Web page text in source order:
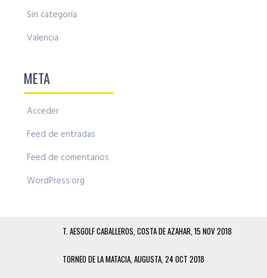
Sin categoría
Valencia
META
Acceder
Feed de entradas
Feed de comentarios
WordPress.org
T. AESGOLF CABALLEROS, COSTA DE AZAHAR, 15 NOV 2018
TORNEO DE LA MATACIA, AUGUSTA, 24 OCT 2018